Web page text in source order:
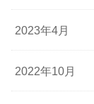
2023年4月
2022年10月